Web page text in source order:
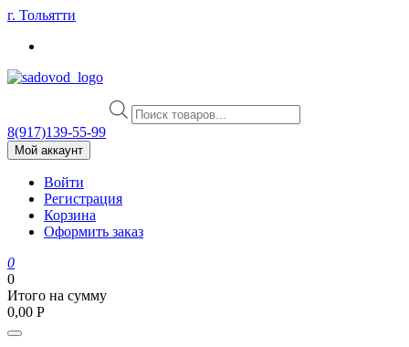
Skip
content
г. Тольятти
Поиск
товаров
8(917)139‑55-99
Мой аккаунт
Войти
Регистрация
Корзина
Оформить заказ
0
0
Итого на сумму
0,00 Р